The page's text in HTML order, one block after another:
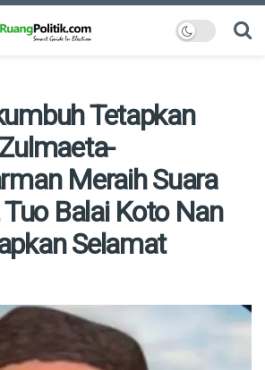
Tetapkan
Meraih Suara
Balai Koto Nan
Selamat